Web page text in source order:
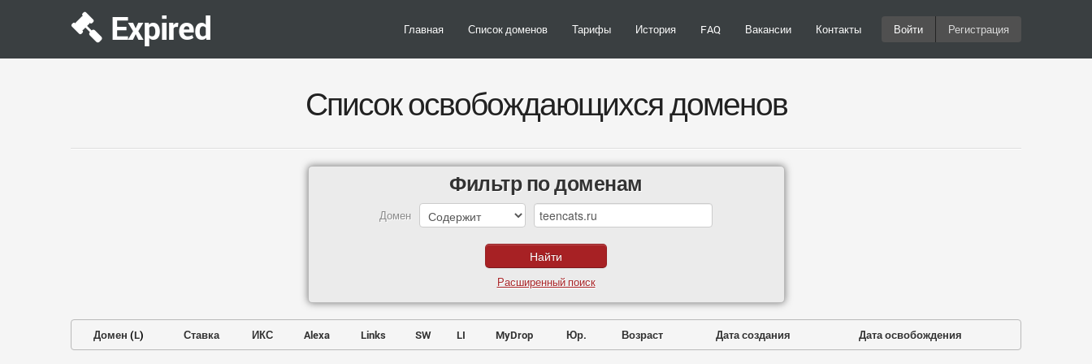
Expired Главная Список доменов Тарифы История FAQ Вакансии Контакты Войти Регистрация
Список освобождающихся доменов
Фильтр по доменам
Домен
Расширенный поиск
Домен (L) Ставка ИКС Alexa Links SW LI MyDrop Юр. Возраст Дата создания Дата освобождения